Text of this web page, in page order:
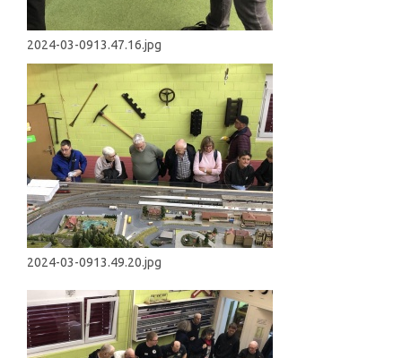
2024-03-0913.47.16.jpg
2024-03-0913.49.20.jpg